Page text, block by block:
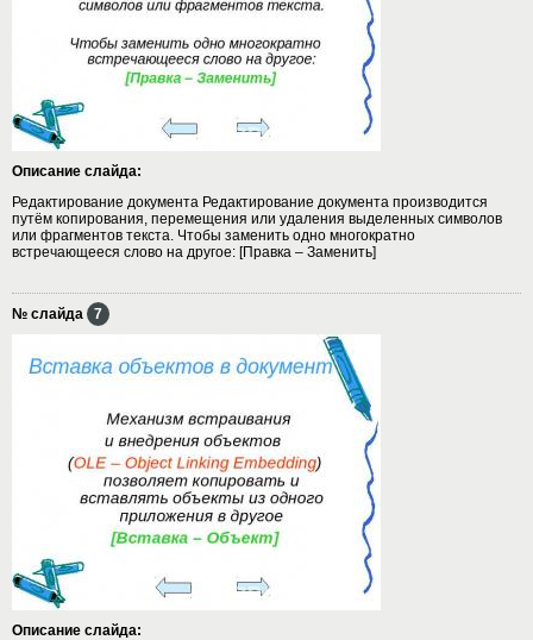
Описание слайда:
Редактирование документа Редактирование документа производится
путём копирования, перемещения или удаления выделенных символов
или фрагментов текста. Чтобы заменить одно многократно
встречающееся слово на другое: [Правка – Заменить]
№ слайда 7
Описание слайда: